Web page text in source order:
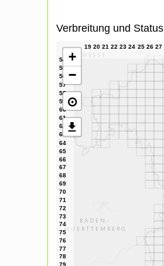
Verbreitung und Status
+
−
⊙